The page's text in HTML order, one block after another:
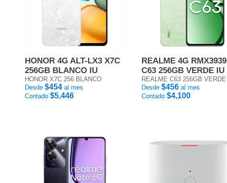
HONOR 4G ALT-LX3 X7C
256GB BLANCO IU
HONOR X7C 256 BLANCO
Desde $454 al mes
Contado $5,446
REALME 4G RMX3939
C63 256GB VERDE IU
REALME C63 256GB VERDE
Desde $456 al mes
Contado $4,100